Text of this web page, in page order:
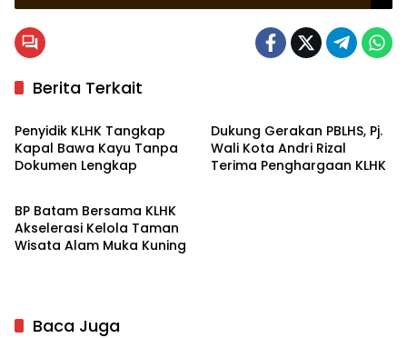
Berita Terkait
Hukrim
Penyidik KLHK Tangkap
Kapal Bawa Kayu Tanpa
Dokumen Lengkap
Dukung Gerakan PBLHS, Pj.
Wali Kota Andri Rizal
Terima Penghargaan KLHK
Zona Kepri
BP Batam Bersama KLHK
Akselerasi Kelola Taman
Wisata Alam Muka Kuning
Baca Juga